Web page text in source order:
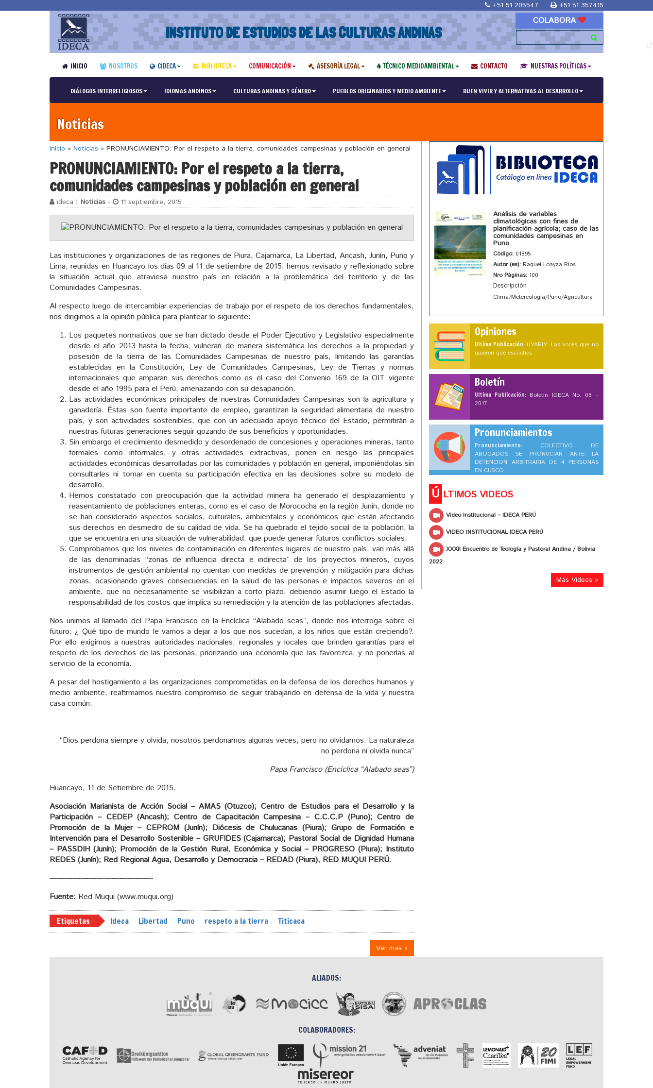
+51 51 205547 +51 51 357415
INSTITUTO DE ESTUDIOS DE LAS CULTURAS ANDINAS
COLABORA
INICIO NOSOTROS CIDECA BIBLIOTECA COMUNICACIÓN ASESORÍA LEGAL TÉCNICO MEDIOAMBIENTAL CONTACTO NUESTRAS POLÍTICAS
DIÁLOGOS INTERRELIGIOSOS IDIOMAS ANDINOS CULTURAS ANDINAS Y GÉNERO PUEBLOS ORIGINARIOS Y MEDIO AMBIENTE BUEN VIVIR Y ALTERNATIVAS AL DESARROLLO
Noticias
Inicio » Noticias » PRONUNCIAMIENTO: Por el respeto a la tierra, comunidades campesinas y población en general
PRONUNCIAMIENTO: Por el respeto a la tierra,
comunidades campesinas y población en general
ideca | Noticias - 11 septiembre, 2015
Las instituciones y organizaciones de las regiones de Piura, Cajamarca, La Libertad, Ancash, Junín, Puno y
Lima, reunidas en Huancayo los días 09 al 11 de setiembre de 2015, hemos revisado y reflexionado sobre
la situación actual que atraviesa nuestro país en relación a la problemática del territorio y de las
Comunidades Campesinas.
Al respecto luego de intercambiar experiencias de trabajo por el respeto de los derechos fundamentales,
nos dirigimos a la opinión pública para plantear lo siguiente:
Los paquetes normativos que se han dictado desde el Poder Ejecutivo y Legislativo especialmente
desde el año 2013 hasta la fecha, vulneran de manera sistemática los derechos a la propiedad y
posesión de la tierra de las Comunidades Campesinas de nuestro país, limitando las garantías
establecidas en la Constitución, Ley de Comunidades Campesinas, Ley de Tierras y normas
internacionales que amparan sus derechos como es el caso del Convenio 169 de la OIT vigente
desde el año 1995 para el Perú, amenazando con su desaparición.
Las actividades económicas principales de nuestras Comunidades Campesinas son la agricultura y
ganadería. Éstas son fuente importante de empleo, garantizan la seguridad alimentaria de nuestro
país, y son actividades sostenibles, que con un adecuado apoyo técnico del Estado, permitirán a
nuestras futuras generaciones seguir gozando de sus beneficios y oportunidades.
Sin embargo el crecimiento desmedido y desordenado de concesiones y operaciones mineras, tanto
formales como informales, y otras actividades extractivas, ponen en riesgo las principales
actividades económicas desarrolladas por las comunidades y población en general, imponiéndolas sin
consultarles ni tomar en cuenta su participación efectiva en las decisiones sobre su modelo de
desarrollo.
Hemos constatado con preocupación que la actividad minera ha generado el desplazamiento y
reasentamiento de poblaciones enteras, como es el caso de Morococha en la región Junín, donde no
se han considerado aspectos sociales, culturales, ambientales y económicos que están afectando
sus derechos en desmedro de su calidad de vida. Se ha quebrado el tejido social de la población, la
que se encuentra en una situación de vulnerabilidad, que puede generar futuros conflictos sociales.
Comprobamos que los niveles de contaminación en diferentes lugares de nuestro país, van más allá
de las denominadas “zonas de influencia directa e indirecta” de los proyectos mineros, cuyos
instrumentos de gestión ambiental no cuentan con medidas de prevención y mitigación para dichas
zonas, ocasionando graves consecuencias en la salud de las personas e impactos severos en el
ambiente, que no necesariamente se visibilizan a corto plazo, debiendo asumir luego el Estado la
responsabilidad de los costos que implica su remediación y la atención de las poblaciones afectadas.
Nos unimos al llamado del Papa Francisco en la Encíclica “Alabado seas”, donde nos interroga sobre el
futuro: ¿ Qué tipo de mundo le vamos a dejar a los que nos sucedan, a los niños que están creciendo?.
Por ello exigimos a nuestras autoridades nacionales, regionales y locales que brinden garantías para el
respeto de los derechos de las personas, priorizando una economía que las favorezca, y no ponerlas al
servicio de la economía.
A pesar del hostigamiento a las organizaciones comprometidas en la defensa de los derechos humanos y
medio ambiente, reafirmamos nuestro compromiso de seguir trabajando en defensa de la vida y nuestra
casa común.
“Dios perdona siempre y olvida, nosotros perdonamos algunas veces, pero no olvidamos. La naturaleza
no perdona ni olvida nunca”
Papa Francisco (Encíclica “Alabado seas”)
Huancayo, 11 de Setiembre de 2015.
Asociación Marianista de Acción Social – AMAS (Otuzco); Centro de Estudios para el Desarrollo y la
Participación – CEDEP (Ancash); Centro de Capacitación Campesina – C.C.C.P (Puno); Centro de
Promoción de la Mujer – CEPROM (Junín); Diócesis de Chulucanas (Piura); Grupo de Formación e
Intervención para el Desarrollo Sostenible – GRUFIDES (Cajamarca); Pastoral Social de Dignidad Humana
– PASSDIH (Junín); Promoción de la Gestión Rural, Económica y Social – PROGRESO (Piura); Instituto
REDES (Junín); Red Regional Agua, Desarrollo y Democracia – REDAD (Piura), RED MUQUI PERÚ.
—————————————-
Fuente: Red Muqui (www.muqui.org)
Etiquetas Ideca Libertad Puno respeto a la tierra Titicaca
Ver mas »
Análisis de variables
climatológicas con fines de
planificación agrícola; caso de las
comunidades campesinas en
Puno
Código: 01895
Autor (es): Raquel Loayza Rios
Nro Páginas: 100
Descripción
Clima/Metereología/Puno/Agricultura
Opiniones
Ultima Publicación: UYARIY: Las voces que no
quieren que escuches
Boletín
Ultima Publicación: Boletín IDECA No. 08 –
2017
Pronunciamientos
Pronunciamiento: COLECTIVO DE
ABOGADOS SE PRONUCIAN ANTE LA
DETENCION ARBITRARIA DE 4 PERSONAS
EN CUSCO
Ú LTIMOS VIDEOS
Video Institucional – IDECA PERÚ
VIDEO INSTITUCIONAL IDECA PERÚ
XXXII Encuentro de Teología y Pastoral Andina / Bolivia
2022
Más Videos »
ALIADOS:
COLABORADORES: